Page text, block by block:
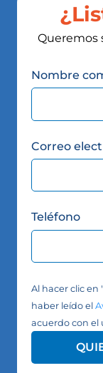
Queremos
Nombre
Correo
Teléfono
Al hacer clic en "
haber leído el
acuerdo con el